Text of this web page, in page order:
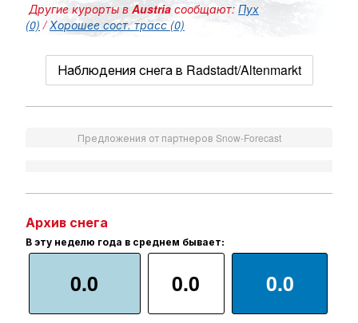
Другие курорты вAustria сообщают: Пух
(0) /Хорошее сост. трасс (0)
Наблюдения снега в Radstadt/Altenmarkt
Предложения от партнеров Snow-Forecast
Архив снега
В эту неделю года в среднем бывает:
0.0 0.0 0.0